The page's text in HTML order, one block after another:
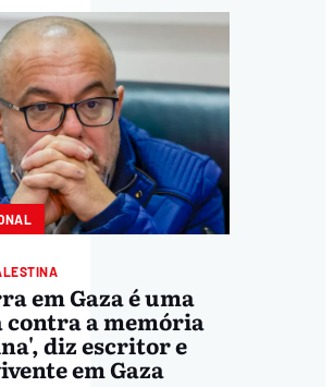
em Gaza é uma
a memória
diz escritor e
em Gaza